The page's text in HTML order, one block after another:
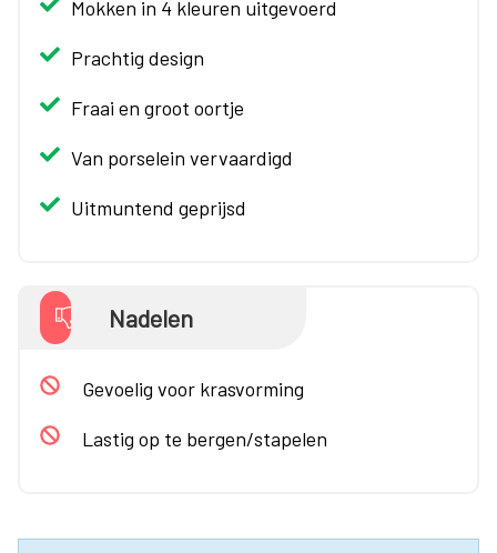
Mokken in 4 kleuren uitgevoerd
Prachtig design
Fraai en groot oortje
Van porselein vervaardigd
Uitmuntend geprijsd
Nadelen
Gevoelig voor krasvorming
Lastig op te bergen/stapelen